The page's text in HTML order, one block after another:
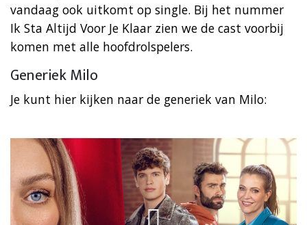
vandaag ook uitkomt op single. Bij het nummer
Ik Sta Altijd Voor Je Klaar zien we de cast voorbij
komen met alle hoofdrolspelers.
Generiek Milo
Je kunt hier kijken naar de generiek van Milo: